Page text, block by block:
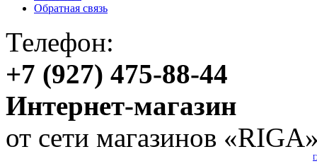
Обратная связь
Телефон:
+7 (927) 475-88-44
Интернет-магазин
от сети магазинов